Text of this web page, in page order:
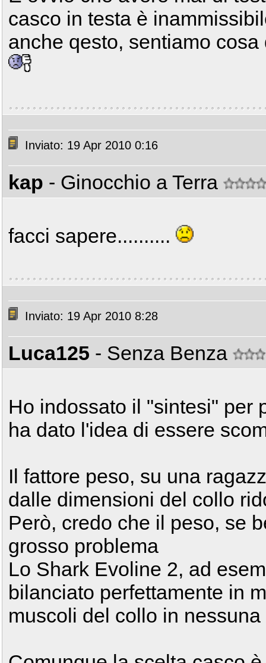
casco in testa è
anche qesto, sentiamo
Inviato: 19 Apr 2010 0:16
kap - Ginocchio a Terra
facci sapere..........
Inviato: 19 Apr 2010 8:28
Luca125 - Senza Benza
Ho indossato il "sintesi" per
ha dato l'idea di essere
Il fattore peso, su una
dalle dimensioni del collo
Però, credo che il peso, se
grosso problema
Lo Shark Evoline 2, ad
bilanciato perfettamente in
muscoli del collo in